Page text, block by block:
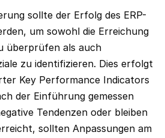
sollte der Erfolg des ERP-
um sowohl die Erreichung
überprüfen als auch
zu identifizieren. Dies erfolgt
Key Performance Indicators
der Einführung gemessen
Tendenzen oder bleiben
sollten Anpassungen am